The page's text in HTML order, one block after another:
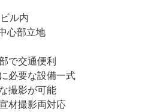
ル内
心部立地
で交通便利
必要な設備一式
撮影が可能
材撮影両対応